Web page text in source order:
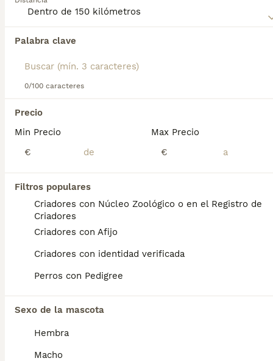
Palabra clave
0/100 caracteres
Precio
Min Precio
€
Max Precio
€
Filtros populares
Criadores con Núcleo Zoológico o en el Registro de
Criadores
Criadores con Afijo
Criadores con identidad verificada
Perros con Pedigree
Sexo de la mascota
Hembra
Macho
y combinaciones de colores. Lee nuestra página de
Encontramos 0 Shihpoo Perros para monta
Si deseas exactamente esta búsqueda guarda tu
búsqueda y espera el resultado perfecto:
Preguntas frecuentes
¿Cuánto cuesta un cachorro
de Shihpoo?
El coste medio de un cachorro de Shihpoo
en España es de aproximadamente 1900€,
aunque los precios pueden variar según
factores como el pedigrí, la reputación del
¿Cómo es el carácter de